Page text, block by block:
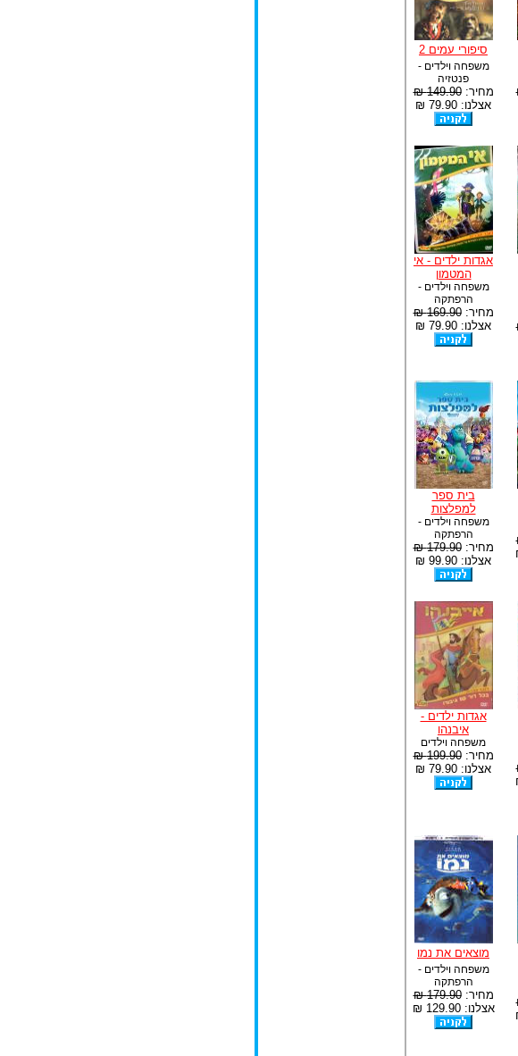
סיפורי עמים 2
משפחה וילדים -
פנטזיה
מחיר:149.90 ₪
אצלנו: 79.90 ₪
אגדות ילדים - אי
המטמון
משפחה וילדים -
הרפתקה
מחיר:169.90 ₪
אצלנו: 79.90 ₪
בית ספר
למפלצות
משפחה וילדים -
הרפתקה
מחיר:179.90 ₪
אצלנו: 99.90 ₪
אגדות ילדים -
איבנהו
משפחה וילדים
מחיר:199.90 ₪
אצלנו: 79.90 ₪
מוצאים את נמו
משפחה וילדים -
הרפתקה
מחיר:179.90 ₪
אצלנו: 129.90 ₪